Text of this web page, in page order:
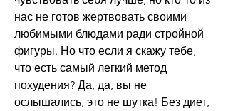
нас не готов жертвовать своими
любимыми блюдами ради стройной
фигуры. Но что если я скажу тебе,
что есть самый легкий метод
похудения? Да, да, вы не
ослышались, это не шутка! Без диет,